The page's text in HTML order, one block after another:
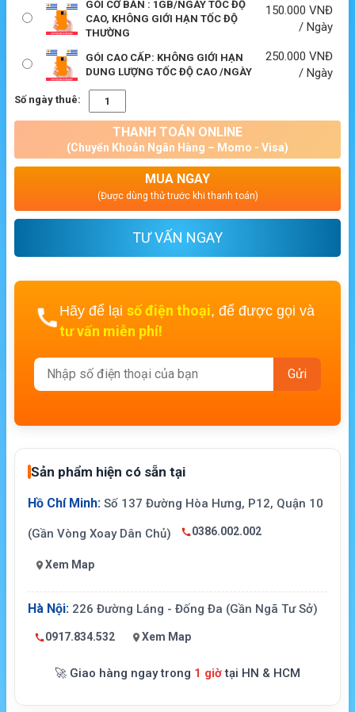
GÓI CƠ BẢN : 1GB/NGÀY TỐC ĐỘ
CAO, KHÔNG GIỚI HẠN TỐC ĐỘ
THƯỜNG
150.000 VNĐ
/ Ngày
GÓI CAO CẤP: KHÔNG GIỚI HẠN
DUNG LƯỢNG TỐC ĐỘ CAO /NGÀY
250.000 VNĐ
/ Ngày
Số ngày thuê:
THANH TOÁN ONLINE
(Chuyển Khoản Ngân Hàng – Momo - Visa)
MUA NGAY
(Được dùng thử trước khi thanh toán)
TƯ VẤN NGAY
Hãy để lại số điện thoại, để được gọi và
tư vấn miễn phí!
Sản phẩm hiện có sẵn tại
Hồ Chí Minh: Số 137 Đường Hòa Hưng, P12, Quận 10
(Gần Vòng Xoay Dân Chủ) 0386.002.002
Xem Map
Hà Nội: 226 Đường Láng - Đống Đa (Gần Ngã Tư Sở)
0917.834.532 Xem Map
🚀 Giao hàng ngay trong 1 giờtại HN & HCM